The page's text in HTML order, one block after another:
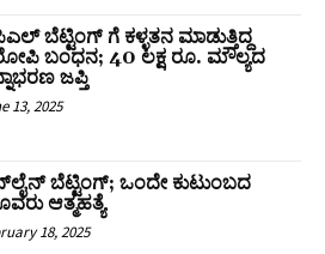
ಬೆಟ್ಟಿಂಗ್‌ ಗೆ ಕಳ್ಳತನ ಮಾಡುತ್ತಿದ್ದ
ಬಂಧನ; 40 ಲಕ್ಷ ರೂ. ಮೌಲ್ಯದ
ಜಪ್ತಿ
13, 2025
ಬೆಟ್ಟಿಂಗ್​; ಒಂದೇ ಕುಟುಂಬದ
ಆತ್ಮಹತ್ಯೆ
18, 2025